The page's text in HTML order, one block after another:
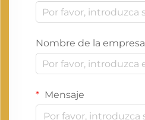
Nombre de la empresa
Mensaje